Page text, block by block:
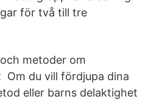
för två till tre
metoder om
Om du vill fördjupa dina
eller barns delaktighet